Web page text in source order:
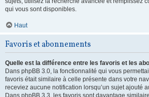
qui vous sont disponibles.
Haut
Favoris et abonnements
Quelle est la différence entre les favoris et les
Dans phpBB 3.0, la fonctionnalité qui vous
favoris était similaire à celle présente dans votre
receviez aucune notification lorsqu’un sujet ajouté
Dans phpBB 3.3, les favoris sont davantage